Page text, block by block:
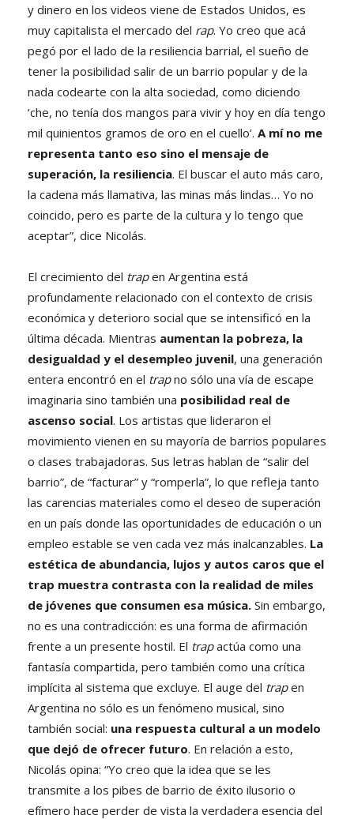
y dinero en los videos viene de Estados Unidos, es
muy capitalista el mercado del rap. Yo creo que acá
pegó por el lado de la resiliencia barrial, el sueño de
tener la posibilidad salir de un barrio popular y de la
nada codearte con la alta sociedad, como diciendo
‘che, no tenía dos mangos para vivir y hoy en día tengo
mil quinientos gramos de oro en el cuello’. A mí no me
representa tanto eso sino el mensaje de
superación, la resiliencia. El buscar el auto más caro,
la cadena más llamativa, las minas más lindas… Yo no
coincido, pero es parte de la cultura y lo tengo que
aceptar”, dice Nicolás.
El crecimiento del trapen Argentina está
profundamente relacionado con el contexto de crisis
económica y deterioro social que se intensificó en la
última década. Mientras aumentan la pobreza, la
desigualdad y el desempleo juvenil, una generación
entera encontró en el trapno sólo una vía de escape
imaginaria sino también una posibilidad real de
ascenso social. Los artistas que lideraron el
movimiento vienen en su mayoría de barrios populares
o clases trabajadoras. Sus letras hablan de “salir del
barrio”, de “facturar” y “romperla”, lo que refleja tanto
las carencias materiales como el deseo de superación
en un país donde las oportunidades de educación o un
empleo estable se ven cada vez más inalcanzables. La
estética de abundancia, lujos y autos caros que el
trap muestra contrasta con la realidad de miles
de jóvenes que consumen esa música. Sin embargo,
no es una contradicción: es una forma de afirmación
frente a un presente hostil. El trapactúa como una
fantasía compartida, pero también como una crítica
implícita al sistema que excluye. El auge del trapen
Argentina no sólo es un fenómeno musical, sino
también social: una respuesta cultural a un modelo
que dejó de ofrecer futuro. En relación a esto,
Nicolás opina: “Yo creo que la idea que se les
transmite a los pibes de barrio de éxito ilusorio o
efímero hace perder de vista la verdadera esencia del